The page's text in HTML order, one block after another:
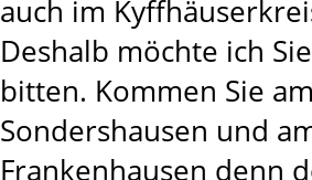
auch im
Deshalb möchte ich
bitten. Kommen Sie
Sondershausen und
Frankenhausen denn